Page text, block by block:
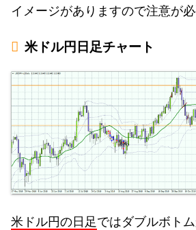
イメージがありますので注意が必
米ドル円日足チャート
米ドル円の日足 ではダブルボト